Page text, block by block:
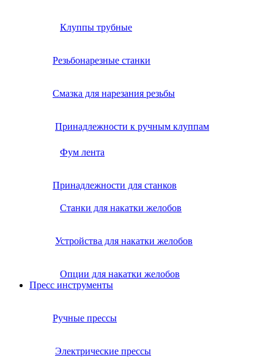
Клуппы трубные
Резьбонарезные станки
Смазка для нарезания резьбы
Принадлежности к ручным клуппам
Фум лента
Принадлежности для станков
Станки для накатки желобов
Устройства для накатки желобов
Опции для накатки желобов
Пресс инструменты
Ручные прессы
Электрические прессы